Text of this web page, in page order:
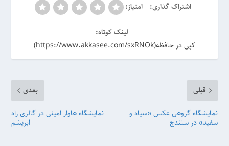
اشتراک گذاری: امتیاز:
لینک کوتاه:
کپی در حافظه(https://www.akkasee.com/sxRNOk)
قبلی
نمایشگاه گروهی عکس «سیاه و
سفید» در سنندج
بعدی
نمایشگاه هاوار امینی در گالری راه
ابریشم